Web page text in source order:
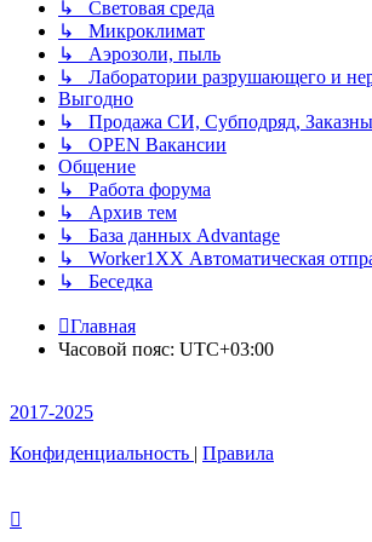
↳ Световая среда
↳ Микроклимат
↳ Аэрозоли, пыль
↳ Лаборатории разрушающего и
Выгодно
↳ Продажа СИ, Субподряд,
↳ OPEN Вакансии
Общение
↳ Работа форума
↳ Архив тем
↳ База данных Advantage
↳ Worker1XX Автоматическая
↳ Беседка
Главная
Часовой пояс: UTC+03:00
2017-2025
Конфиденциальность | Правила